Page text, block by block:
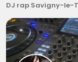
DJ rap Savigny-le-